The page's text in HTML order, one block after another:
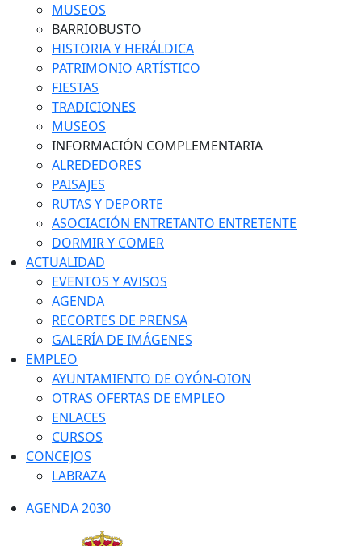
MUSEOS
BARRIOBUSTO
HISTORIA Y HERÁLDICA
PATRIMONIO ARTÍSTICO
FIESTAS
TRADICIONES
MUSEOS
INFORMACIÓN COMPLEMENTARIA
ALREDEDORES
PAISAJES
RUTAS Y DEPORTE
ASOCIACIÓN ENTRETANTO ENTRETENTE
DORMIR Y COMER
ACTUALIDAD
EVENTOS Y AVISOS
AGENDA
RECORTES DE PRENSA
GALERÍA DE IMÁGENES
EMPLEO
AYUNTAMIENTO DE OYÓN-OION
OTRAS OFERTAS DE EMPLEO
ENLACES
CURSOS
CONCEJOS
LABRAZA
AGENDA 2030